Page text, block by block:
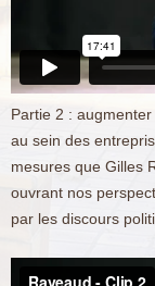
Partie 2 :
au sein des
mesures que Gilles
ouvrant nos
par les discours